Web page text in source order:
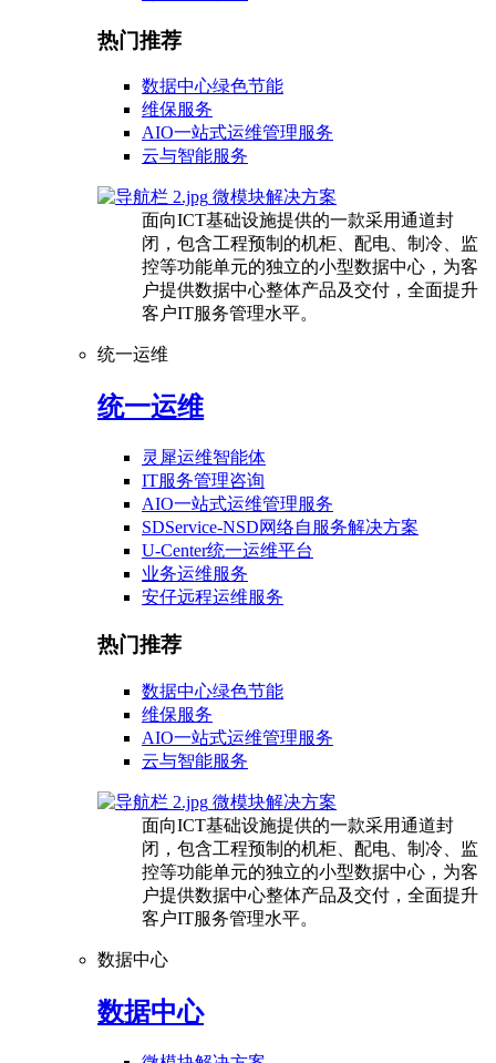
热门推荐
数据中心绿色节能
维保服务
AIO一站式运维管理服务
云与智能服务
微模块解决方案
面向ICT基础设施提供的一款采用通道封
闭，包含工程预制的机柜、配电、制冷、监
控等功能单元的独立的小型数据中心，为客
户提供数据中心整体产品及交付，全面提升
客户IT服务管理水平。
统一运维
统一运维
灵犀运维智能体
IT服务管理咨询
AIO一站式运维管理服务
SDService-NSD网络自服务解决方案
U-Center统一运维平台
业务运维服务
安仔远程运维服务
热门推荐
数据中心绿色节能
维保服务
AIO一站式运维管理服务
云与智能服务
微模块解决方案
面向ICT基础设施提供的一款采用通道封
闭，包含工程预制的机柜、配电、制冷、监
控等功能单元的独立的小型数据中心，为客
户提供数据中心整体产品及交付，全面提升
客户IT服务管理水平。
数据中心
数据中心